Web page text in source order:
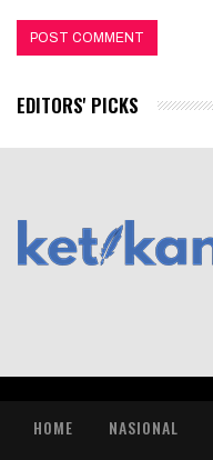
EDITORS' PICKS
HOME NASIONAL